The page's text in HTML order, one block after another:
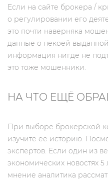
Если на сайте брокера /
о регулировании его
это почти наверняка
данные о некоей
информация нигде не
это тоже мошенники.
НА ЧТО ЕЩЁ
При выборе брокерской
изучите её историю.
экспертов. Если один из
экономических новостях 5
мнение аналитика